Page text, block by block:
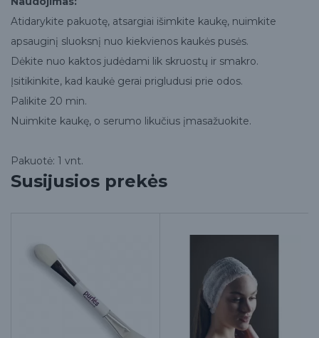
Atidarykite pakuotę, atsargiai išimkite kaukę, nuimkite
apsauginį sluoksnį nuo kiekvienos kaukės pusės.
Dėkite nuo kaktos judėdami lik skruostų ir smakro.
Įsitikinkite, kad kaukė gerai prigludusi prie odos.
Palikite 20 min.
Nuimkite kaukę, o serumo likučius įmasažuokite.
Pakuotė: 1 vnt.
Susijusios prekės